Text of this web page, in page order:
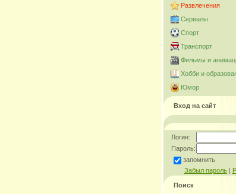
Развлечения
Сериалы
Спорт
Транспорт
Фильмы и
Хобби и
Юмор
Вход на сайт
Логин:
Пароль:
запомнить
Забыл пароль|
Поиск